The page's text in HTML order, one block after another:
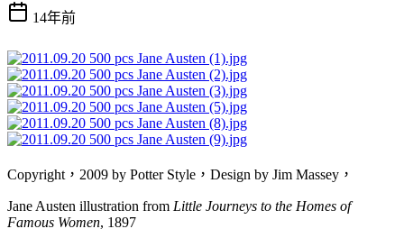
14年前
Copyright，2009 by Potter Style，Design by Jim Massey，
Jane Austen illustration from Little Journeys to the Homes of
Famous Women, 1897